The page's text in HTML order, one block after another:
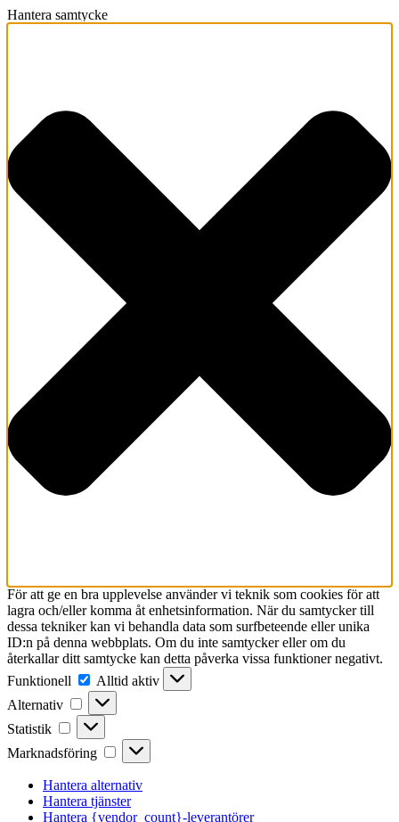
Hantera samtycke
För att ge en bra upplevelse använder vi teknik som cookies för att
lagra och/eller komma åt enhetsinformation. När du samtycker till
dessa tekniker kan vi behandla data som surfbeteende eller unika
ID:n på denna webbplats. Om du inte samtycker eller om du
återkallar ditt samtycke kan detta påverka vissa funktioner negativt.
Funktionell
Funktionell
Alltid aktiv
Alternativ
Alternativ
Statistik Statistik
Marknadsföring Marknadsföring
Hantera alternativ
Hantera tjänster
Hantera {vendor_count}-leverantörer